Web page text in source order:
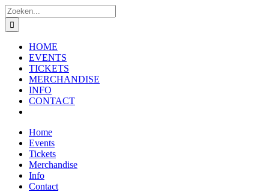
Ga
naar
inhoud
Zoeken
naar:
HOME
EVENTS
TICKETS
MERCHANDISE
INFO
CONTACT
Home
Events
Tickets
Merchandise
Info
Contact